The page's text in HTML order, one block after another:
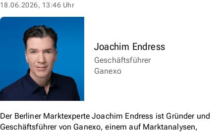
18.06.2026, 13:46 Uhr
Joachim Endress
Geschäftsführer
Ganexo
Der Berliner Marktexperte Joachim Endress ist Gründer und
Geschäftsführer von Ganexo, einem auf Marktanalysen,